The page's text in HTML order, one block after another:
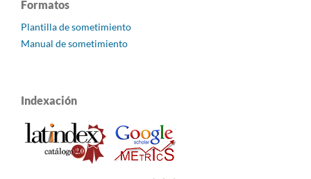
Formatos
Plantilla de sometimiento
Manual de sometimiento
Indexación